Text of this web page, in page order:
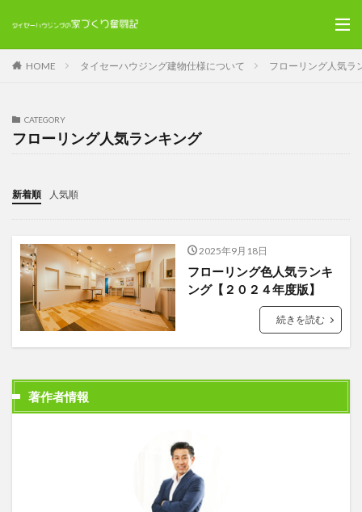
HOME タイセーハウジング建物仕様について フローリング人気ラ
CATEGORY
フローリング人気ランキング
新着順 人気順
2025年9月18日
フローリング色人気ランキ
ング【２０２４年度版】
続きを読む
著作者情報